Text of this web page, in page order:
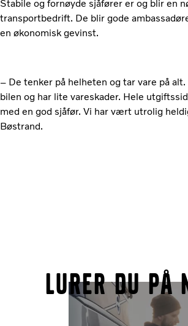
Stabile og fornøyde sjåfører er og blir en
transportbedrift. De blir gode
en økonomisk gevinst.
– De tenker på helheten og tar vare på
bilen og har lite vareskader. Hele
med en god sjåfør. Vi har vært utrolig
Bøstrand.
Lurer du på